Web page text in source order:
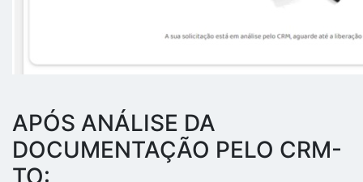
APÓS ANÁLISE DA
DOCUMENTAÇÃO PELO CRM-
TO: